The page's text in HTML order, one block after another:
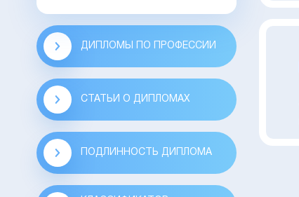
ДИПЛОМЫ ПО ПРОФЕССИИ
СТАТЬИ О ДИПЛОМАХ
ПОДЛИННОСТЬ ДИПЛОМА